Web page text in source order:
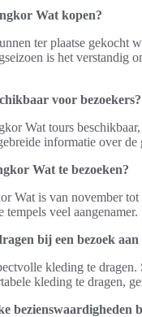
Wat kopen?
ter plaatse gekocht
is het verstandig
voor bezoekers?
Wat tours
informatie over
Wat te bezoeken?
Wat is van november
veel aangenamer.
bij een bezoek aan
kleding te
kleding te dragen,
bezienswaardigheden